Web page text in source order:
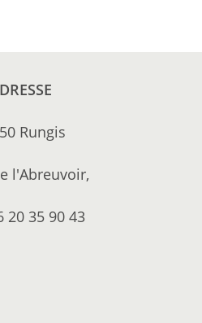
Rungis
l'Abreuvoir,
20 35 90 43